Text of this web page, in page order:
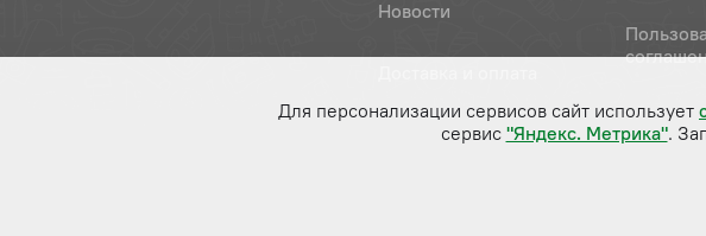
Новости
Для персонализации сервисов сайт использует
сервис "Яндекс. Метрика".